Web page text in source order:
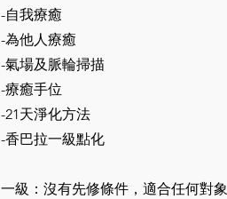
-自我療癒
-為他人療癒
-氣場及脈輪掃描
-療癒手位
-21天淨化方法
-香巴拉一級點化
一級：沒有先修條件，適合任何對象